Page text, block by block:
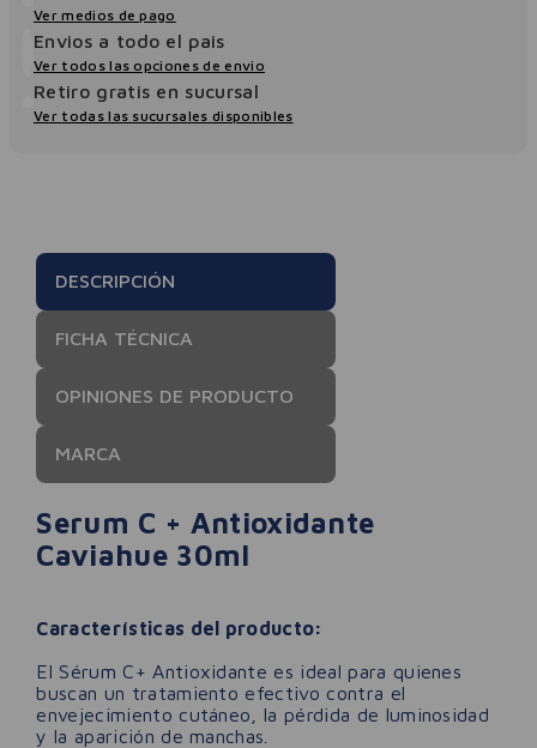
Ver medios de pago
Envios a todo el pais
Ver todos las opciones de envio
Retiro gratis en sucursal
Ver todas las sucursales disponibles
DESCRIPCIÓN
FICHA TÉCNICA
OPINIONES DE PRODUCTO
MARCA
Serum C + Antioxidante
Caviahue 30ml
Características del producto:
El Sérum C+ Antioxidante es ideal para quienes
buscan un tratamiento efectivo contra el
envejecimiento cutáneo, la pérdida de luminosidad
y la aparición de manchas.